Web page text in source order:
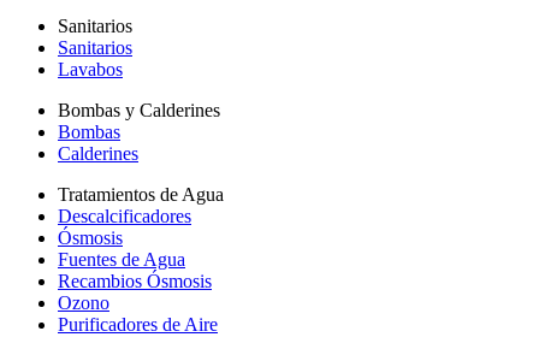
Sanitarios
Sanitarios
Lavabos
Bombas y Calderines
Bombas
Calderines
Tratamientos de Agua
Descalcificadores
Ósmosis
Fuentes de Agua
Recambios Ósmosis
Ozono
Purificadores de Aire